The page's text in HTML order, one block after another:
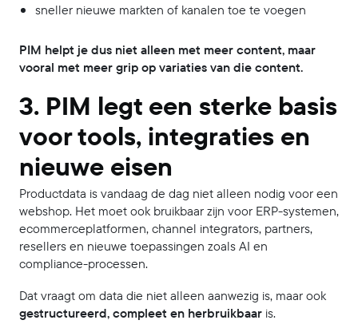
sneller nieuwe markten of kanalen toe te voegen
PIM helpt je dus niet alleen met meer content, maar
vooral met meer grip op variaties van die content.
3. PIM legt een sterke basis
voor tools, integraties en
nieuwe eisen
Productdata is vandaag de dag niet alleen nodig voor een
webshop. Het moet ook bruikbaar zijn voor ERP-systemen,
ecommerceplatformen, channel integrators, partners,
resellers en nieuwe toepassingen zoals AI en
compliance-processen.
Dat vraagt om data die niet alleen aanwezig is, maar ook
gestructureerd, compleet en herbruikbaar is.